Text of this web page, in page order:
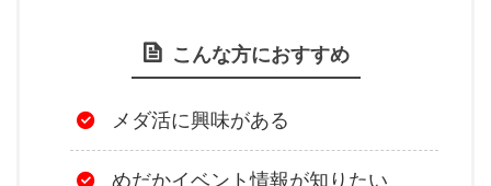
こんな方におすすめ
メダ活に興味がある
めだかイベント情報が知りたい